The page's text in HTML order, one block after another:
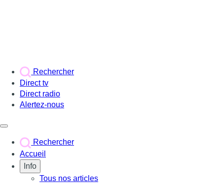
Rechercher
Direct tv
Direct radio
Alertez-nous
Rechercher
Accueil
Info
Tous nos articles